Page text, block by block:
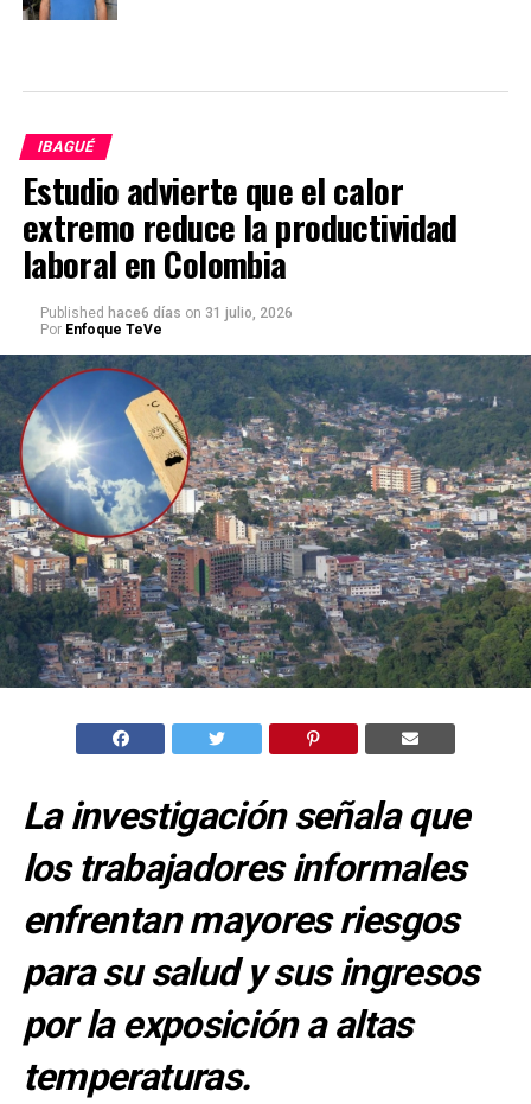
IBAGUÉ
Estudio advierte que el calor
extremo reduce la productividad
laboral en Colombia
Published hace6 días on 31 julio, 2026
Por Enfoque TeVe
La investigación señala que
los trabajadores informales
enfrentan mayores riesgos
para su salud y sus ingresos
por la exposición a altas
temperaturas.